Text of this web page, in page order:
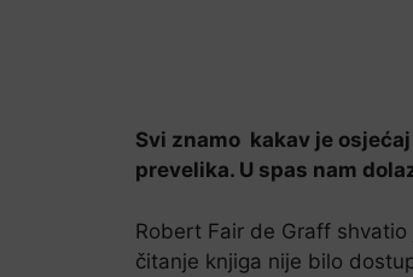
Svi znamo kakav je
prevelika. U spas nam
Robert Fair de Graff
čitanje knjiga nije bilo